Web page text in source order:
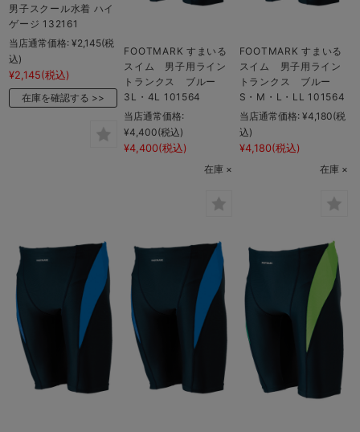
男子スクール水着 ハイ
ゲージ 132161
当店通常価格: ¥2,145(税
込)
¥2,145(税込)
在庫を確認する
FOOTMARK すまいる
スイム 男子用ライン
トランクス ブルー
3L・4L 101564
当店通常価格:
¥4,400(税込)
¥4,400(税込)
在庫 ×
FOOTMARK すまいる
スイム 男子用ライン
トランクス ブルー
S・M・L・LL 101564
当店通常価格: ¥4,180(税
込)
¥4,180(税込)
在庫 ×